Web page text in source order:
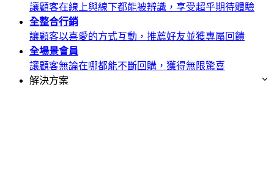
讓顧客在線上與線下都能被辨識，享受超乎期待體驗
全整合行銷
讓顧客以喜愛的方式互動，推薦好友並獲專屬回饋
全場景會員
讓顧客無論在哪都能不斷回購，獲得無限驚喜
解決方案